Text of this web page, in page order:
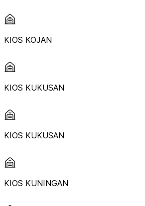
KIOS KOJAN
KIOS KUKUSAN
KIOS KUKUSAN
KIOS KUNINGAN